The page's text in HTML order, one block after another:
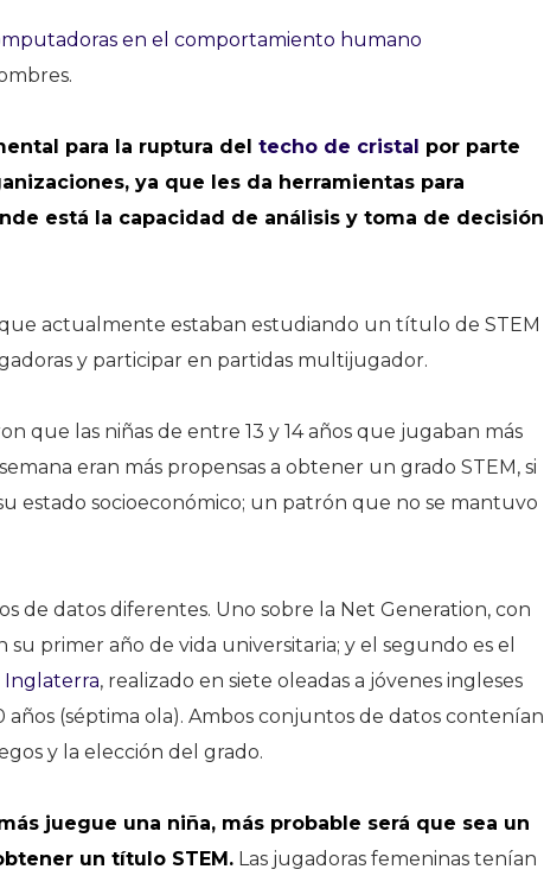
en el comportamiento humano
para la ruptura del techo de cristal por parte
ya que les da herramientas para
está la capacidad de análisis y toma de decisión
que actualmente estaban estudiando un título de STEM
y participar en partidas multijugador.
que las niñas de entre 13 y 14 años que jugaban más
eran más propensas a obtener un grado STEM, si
estado socioeconómico; un patrón que no se mantuvo
de datos diferentes. Uno sobre la Net Generation, con
primer año de vida universitaria; y el segundo es el
Inglaterra, realizado en siete oleadas a jóvenes ingleses
años (séptima ola). Ambos conjuntos de datos contenían
y la elección del grado.
juegue una niña, más probable será que sea un
un título STEM. Las jugadoras femeninas tenían